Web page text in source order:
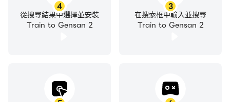
3
在搜索框中輸入並搜尋
Train to Gensan 2
4
從搜尋結果中選擇並安裝
Train to Gensan 2